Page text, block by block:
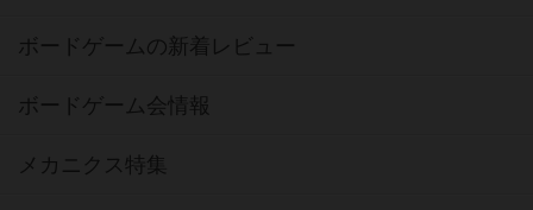
ボードゲームの新着レビュー
ボードゲーム会情報
メカニクス特集